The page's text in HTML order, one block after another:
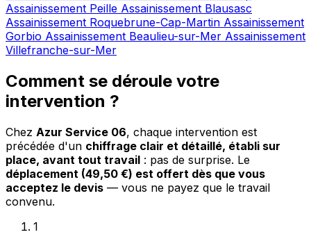
Assainissement Peille Assainissement Blausasc
Assainissement Roquebrune-Cap-Martin Assainissement
Gorbio Assainissement Beaulieu-sur-Mer Assainissement
Villefranche-sur-Mer
Comment se déroule votre
intervention ?
Chez Azur Service 06, chaque intervention est
précédée d'un chiffrage clair et détaillé, établi sur
place, avant tout travail : pas de surprise. Le
déplacement (49,50 €) est offert dès que vous
acceptez le devis — vous ne payez que le travail
convenu.
1